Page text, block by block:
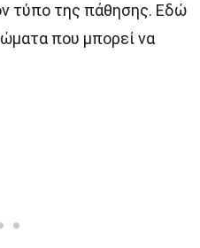
τύπο της πάθησης. Εδώ
που μπορεί να